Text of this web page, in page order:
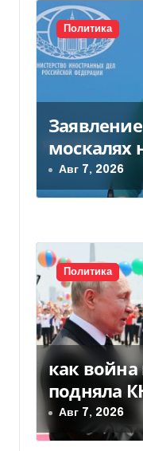
с
я
м
Политика
москалях
— видео
Авг 7, 2026
Политика
как
подняла
Авг 7, 2026